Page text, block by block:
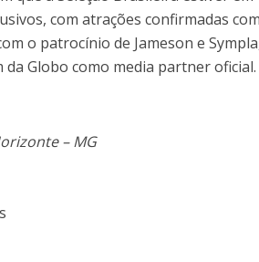
com atrações confirmadas
o patrocínio de Jameson e
Globo como media partner oficial.
– MG